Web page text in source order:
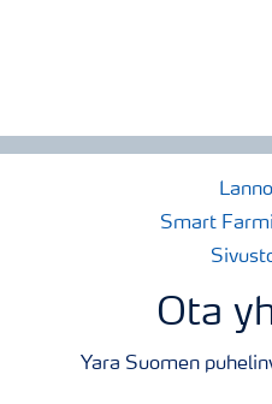
Smart
Ota
Yara Suomen